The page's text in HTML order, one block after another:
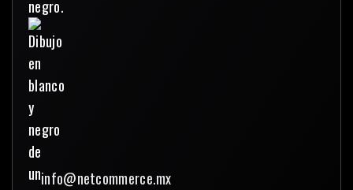
info@netcommerce.mx